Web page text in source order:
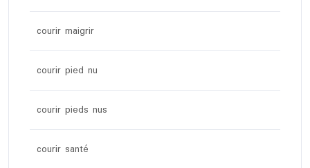
courir maigrir
courir pied nu
courir pieds nus
courir santé